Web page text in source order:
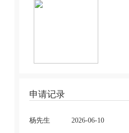
申请记录
杨先生 2026-06-10